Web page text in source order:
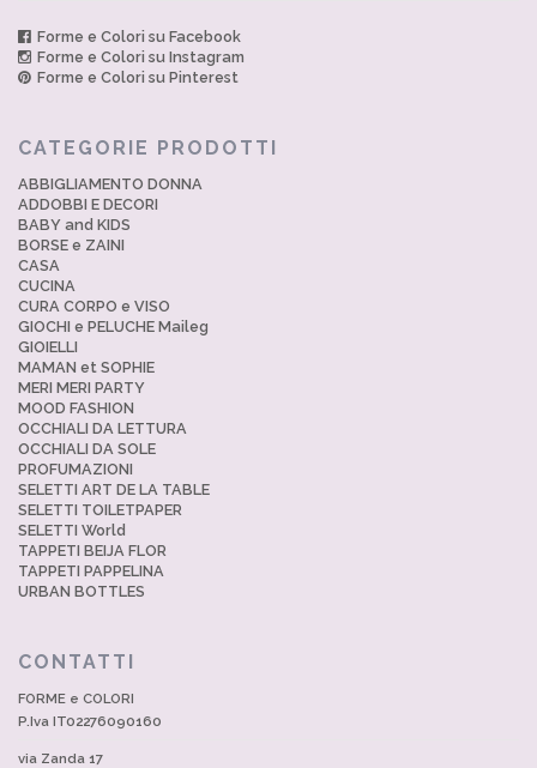
Forme e Colori su Facebook
Forme e Colori su Instagram
Forme e Colori su Pinterest
CATEGORIE PRODOTTI
ABBIGLIAMENTO DONNA
ADDOBBI E DECORI
BABY and KIDS
BORSE e ZAINI
CASA
CUCINA
CURA CORPO e VISO
GIOCHI e PELUCHE Maileg
GIOIELLI
MAMAN et SOPHIE
MERI MERI PARTY
MOOD FASHION
OCCHIALI DA LETTURA
OCCHIALI DA SOLE
PROFUMAZIONI
SELETTI ART DE LA TABLE
SELETTI TOILETPAPER
SELETTI World
TAPPETI BEIJA FLOR
TAPPETI PAPPELINA
URBAN BOTTLES
CONTATTI
FORME e COLORI
P.Iva IT02276090160
via Zanda 17